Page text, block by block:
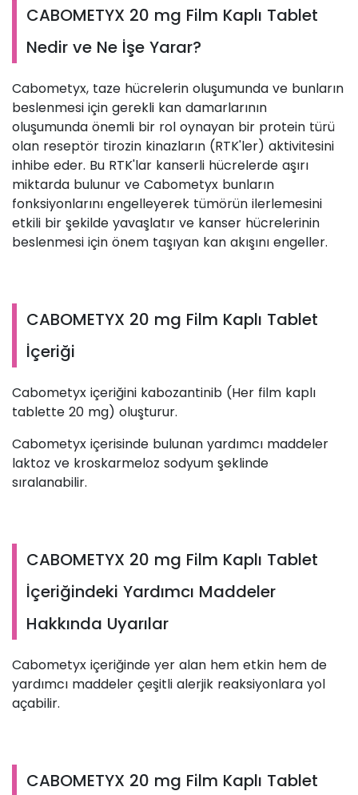
CABOMETYX 20 mg Film Kaplı Tablet
Nedir ve Ne İşe Yarar?
Cabometyx, taze hücrelerin oluşumunda ve bunların
beslenmesi için gerekli kan damarlarının
oluşumunda önemli bir rol oynayan bir protein türü
olan reseptör tirozin kinazların (RTK'ler) aktivitesini
inhibe eder. Bu RTK'lar kanserli hücrelerde aşırı
miktarda bulunur ve Cabometyx bunların
fonksiyonlarını engelleyerek tümörün ilerlemesini
etkili bir şekilde yavaşlatır ve kanser hücrelerinin
beslenmesi için önem taşıyan kan akışını engeller.
CABOMETYX 20 mg Film Kaplı Tablet
İçeriği
Cabometyx içeriğini kabozantinib (Her film kaplı
tablette 20 mg) oluşturur.
Cabometyx içerisinde bulunan yardımcı maddeler
laktoz ve kroskarmeloz sodyum şeklinde
sıralanabilir.
CABOMETYX 20 mg Film Kaplı Tablet
İçeriğindeki Yardımcı Maddeler
Hakkında Uyarılar
Cabometyx içeriğinde yer alan hem etkin hem de
yardımcı maddeler çeşitli alerjik reaksiyonlara yol
açabilir.
CABOMETYX 20 mg Film Kaplı Tablet